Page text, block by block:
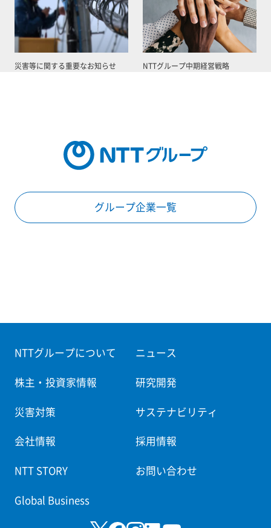
災害等に関する重要なお知らせ NTTグループ中期経営戦略
グループ企業一覧
NTTグループについて ニュース
株主・投資家情報 研究開発
災害対策 サステナビリティ
会社情報 採用情報
NTT STORY お問い合わせ
Global Business